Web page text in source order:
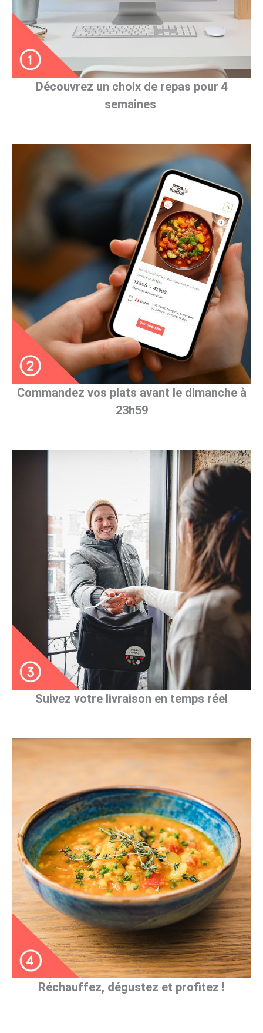
Découvrez un choix de repas pour 4
semaines
Commandez vos plats avant le dimanche à
23h59
Suivez votre livraison en temps réel
Réchauffez, dégustez et profitez !